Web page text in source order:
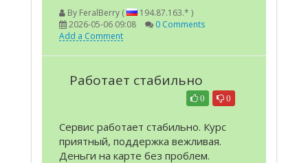
By FeralBerry (
194.87.163.* )
2026-05-06 09:08
0 Comments
Add a Comment
Работает стабильно
0
0
Сервис работает стабильно. Курс
приятный, поддержка вежливая.
Деньги на карте без проблем.